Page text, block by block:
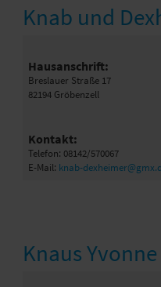
Knab und
Hausanschrift:
Breslauer Straße 17
82194 Gröbenzell
Kontakt:
Telefon: 08142/570067
E-Mail: knab-
Knaus Yvonne